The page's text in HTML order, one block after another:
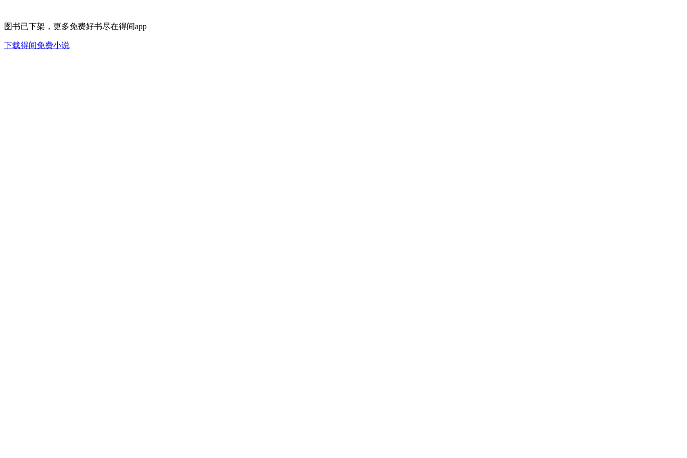
图书已下架，更多免费好书尽在得间app
下载得间免费小说